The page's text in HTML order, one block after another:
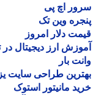
اچ پی
وین تک
دلار امروز
ارز دیجیتال در
بار
طراحی سایت یزد
مانیتور استوک